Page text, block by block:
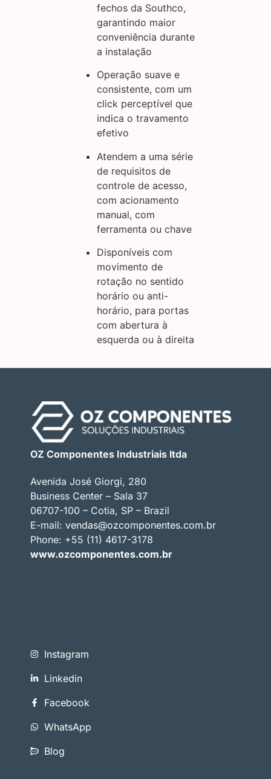
fechos da Southco,
garantindo maior
conveniência durante
a instalação
Operação suave e
consistente, com um
click perceptível que
indica o travamento
efetivo
Atendem a uma série
de requisitos de
controle de acesso,
com acionamento
manual, com
ferramenta ou chave
Disponíveis com
movimento de
rotação no sentido
horário ou anti-
horário, para portas
com abertura à
esquerda ou à direita
OZ Componentes Industriais ltda
Avenida José Giorgi, 280
Business Center – Sala 37
06707-100 – Cotia, SP – Brazil
E-mail: vendas@ozcomponentes.com.br
Phone: +55 (11) 4617-3178
www.ozcomponentes.com.br
Instagram
Linkedin
Facebook
WhatsApp
Blog